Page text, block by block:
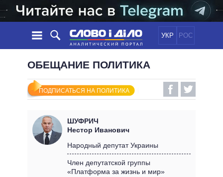
УКР РОС
НОВОСТИ
ЛЕНТА
СОБЫТИЯ
СТАТЬИ
МНЕНИЯ
ОБЗОРЫ
ДАЙДЖЕСТЫ
ПОЛИТИКА
ЭКОНОМИКА
МИР
ОБЕЩАНИЯ
ВСЕ ПОЛИТИКИ
ПРЕЗИДЕНТ И ОФИС
КАБИНЕТ МИНИСТРОВ
ИНФОГРАФИКА
ВИДЕО
ПОДДЕРЖАТЬ
ОБЕЩАНИЕ ПОЛИТИКА
ПОДПИСАТЬСЯ НА ПОЛИТИКА
ШУФРИЧ
Нестор Иванович
Народный депутат Украины
Член депутатской группы
«Платформа за жизнь и мир»